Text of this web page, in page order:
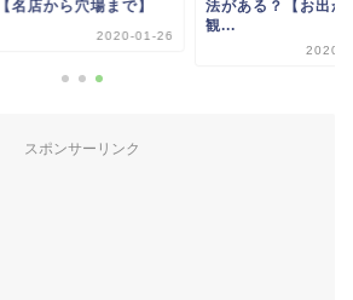
【名店から穴場まで】
2020-01-26
法がある？【お出か
観...
2020-
スポンサーリンク